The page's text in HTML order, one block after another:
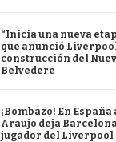
“Inicia una nueva
que anunció
construcción del
Belvedere
¡Bombazo! En
Araujo deja
jugador del